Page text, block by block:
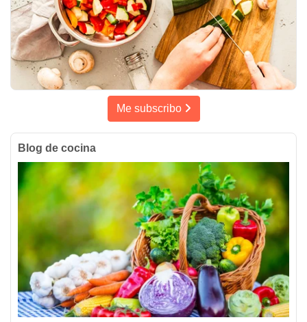
Me subscribo
Blog de cocina